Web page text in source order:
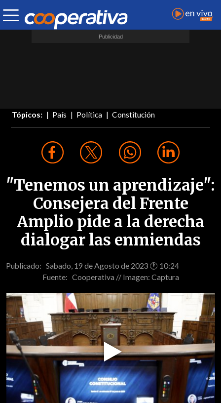
Tópicos: País Política Constitución
"Tenemos un aprendizaje":
Consejera del Frente
Amplio pide a la derecha
dialogar las enmiendas
Publicado: Sabado, 19 de Agosto de 2023 🕐 10:24
Fuente: Cooperativa // Imagen: Captura
Play
Video